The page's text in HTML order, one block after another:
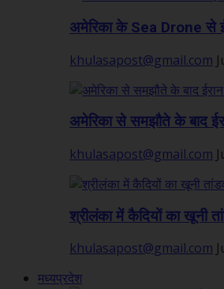
अमेरिका के Sea Drone से
khulasapost@gmail.com
अमेरिका से समझौते के बाद
khulasapost@gmail.com
श्रीलंका में कैदियों का खूनी
khulasapost@gmail.com
मध्यप्रदेश